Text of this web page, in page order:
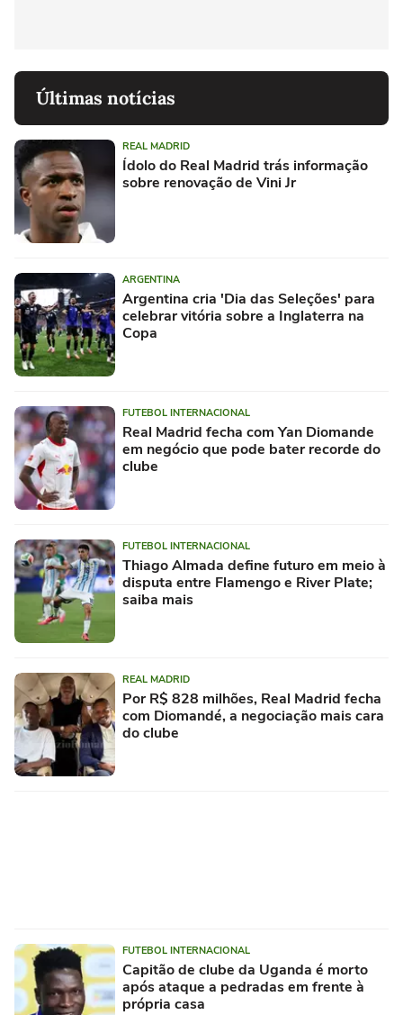
Últimas notícias
REAL MADRID
Ídolo do Real Madrid trás informação
sobre renovação de Vini Jr
ARGENTINA
Argentina cria 'Dia das Seleções' para
celebrar vitória sobre a Inglaterra na
Copa
FUTEBOL INTERNACIONAL
Real Madrid fecha com Yan Diomande
em negócio que pode bater recorde do
clube
FUTEBOL INTERNACIONAL
Thiago Almada define futuro em meio à
disputa entre Flamengo e River Plate;
saiba mais
REAL MADRID
Por R$ 828 milhões, Real Madrid fecha
com Diomandé, a negociação mais cara
do clube
FUTEBOL INTERNACIONAL
Capitão de clube da Uganda é morto
após ataque a pedradas em frente à
própria casa